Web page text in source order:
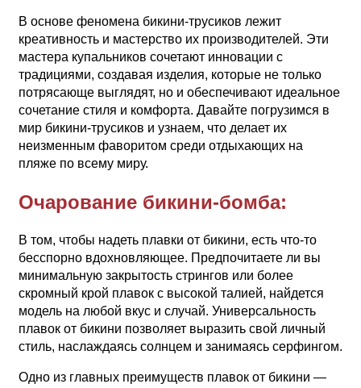
В основе феномена бикини-трусиков лежит
креативность и мастерство их производителей. Эти
мастера купальников сочетают инновации с
традициями, создавая изделия, которые не только
потрясающе выглядят, но и обеспечивают идеальное
сочетание стиля и комфорта. Давайте погрузимся в
мир бикини-трусиков и узнаем, что делает их
неизменным фаворитом среди отдыхающих на
пляже по всему миру.
Очарование бикини-бомба:
В том, чтобы надеть плавки от бикини, есть что-то
бесспорно вдохновляющее. Предпочитаете ли вы
минимальную закрытость стрингов или более
скромный крой плавок с высокой талией, найдется
модель на любой вкус и случай. Универсальность
плавок от бикини позволяет выразить свой личный
стиль, наслаждаясь солнцем и занимаясь серфингом.
Одно из главных преимуществ плавок от бикини —